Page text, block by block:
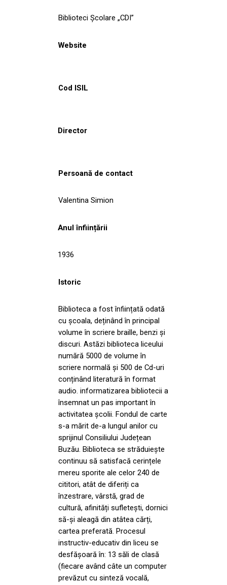
Biblioteci Școlare „CDI”
Website
Cod ISIL
Director
Persoană de contact
Valentina Simion
Anul înființării
1936
Istoric
Biblioteca a fost înființată odată
cu școala, deținând în principal
volume în scriere braille, benzi și
discuri. Astăzi biblioteca liceului
numără 5000 de volume în
scriere normală și 500 de Cd-uri
conținând literatură în format
audio. informatizarea bibliotecii a
însemnat un pas important în
activitatea școlii. Fondul de carte
s-a mărit de-a lungul anilor cu
sprijinul Consiliului Județean
Buzău. Biblioteca se străduiește
continuu să satisfacă cerințele
mereu sporite ale celor 240 de
cititori, atât de diferiți ca
înzestrare, vârstă, grad de
cultură, afinități sufletești, dornici
să-și aleagă din atâtea cărți,
cartea preferată. Procesul
instructiv-educativ din liceu se
desfășoară în: 13 săli de clasă
(fiecare având câte un computer
prevăzut cu sinteză vocală,